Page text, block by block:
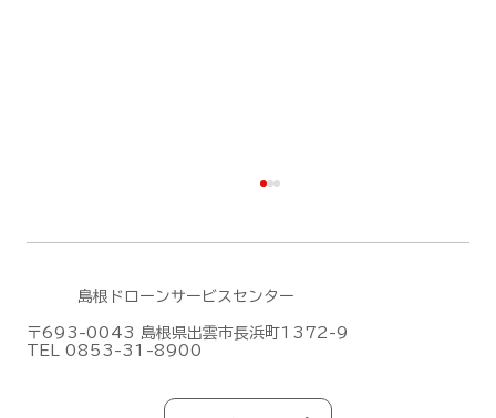
島根ドローンサービスセンター
〒693-0043 島根県出雲市長浜町1372-9
TEL 0853-31-8900